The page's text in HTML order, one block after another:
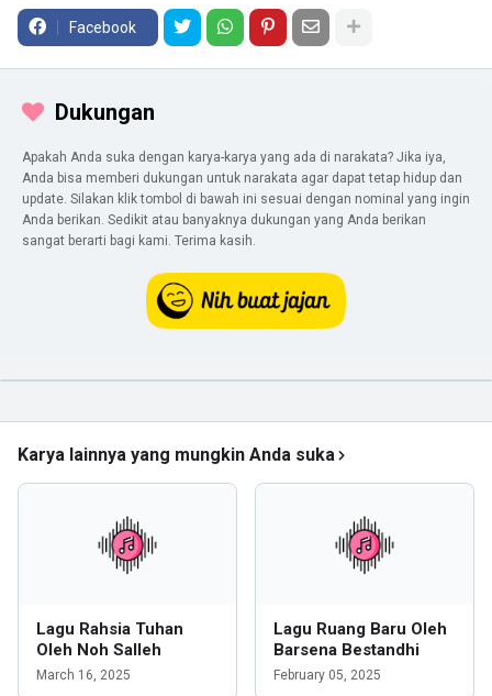
Facebook
Dukungan
Apakah Anda suka dengan karya-karya yang ada di narakata? Jika iya,
Anda bisa memberi dukungan untuk narakata agar dapat tetap hidup dan
update. Silakan klik tombol di bawah ini sesuai dengan nominal yang ingin
Anda berikan. Sedikit atau banyaknya dukungan yang Anda berikan
sangat berarti bagi kami. Terima kasih.
Karya lainnya yang mungkin Anda suka
Lagu Rahsia Tuhan
Oleh Noh Salleh
March 16, 2025
Lagu Ruang Baru Oleh
Barsena Bestandhi
February 05, 2025